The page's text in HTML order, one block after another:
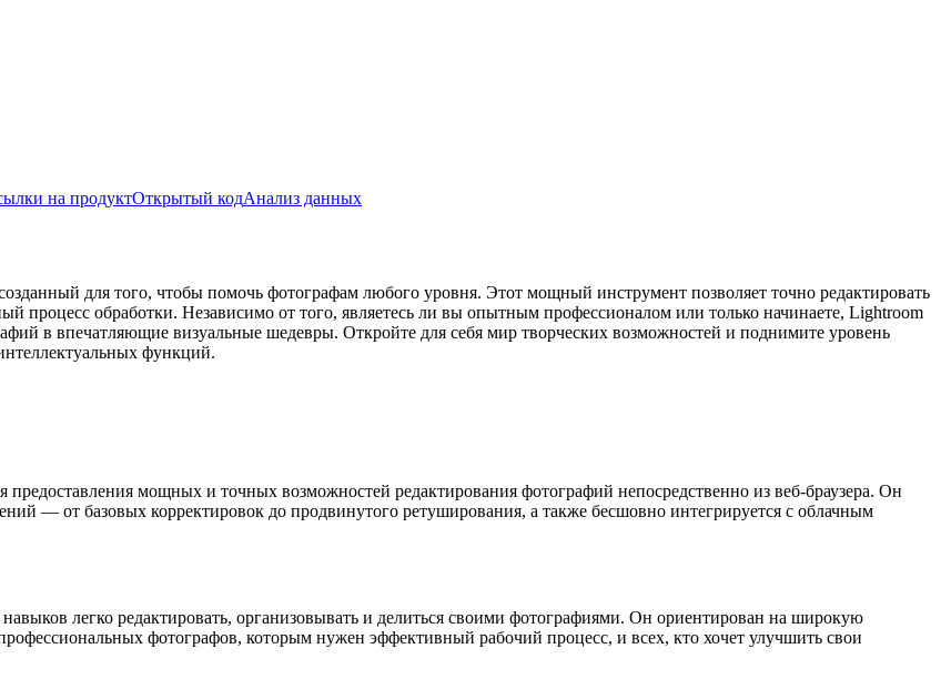
на продуктОткрытый кодАнализ данных
для того, чтобы помочь фотографам любого уровня. Этот мощный инструмент позволяет точно редактировать
процесс обработки. Независимо от того, являетесь ли вы опытным профессионалом или только начинаете, Lightroom
в впечатляющие визуальные шедевры. Откройте для себя мир творческих возможностей и поднимите уровень
функций.
мощных и точных возможностей редактирования фотографий непосредственно из веб-браузера. Он
— от базовых корректировок до продвинутого ретуширования, а также бесшовно интегрируется с облачным
легко редактировать, организовывать и делиться своими фотографиями. Он ориентирован на широкую
фотографов, которым нужен эффективный рабочий процесс, и всех, кто хочет улучшить свои